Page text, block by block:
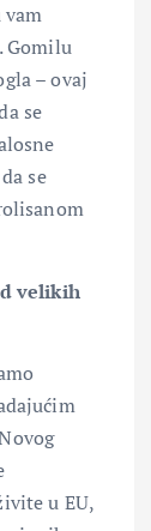
Gomilu
– ovaj
se
se
velikih
u EU,